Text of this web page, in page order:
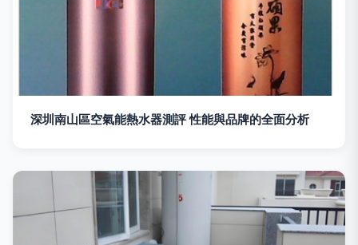
深圳南山區空氣能熱水器測評 性能與品牌的全面分析